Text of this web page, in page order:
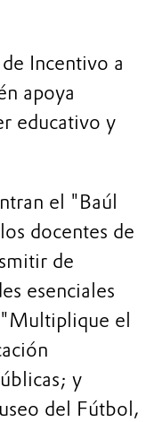
Incentivo a
apoya
educativo y
el "Baúl
docentes de
de
esenciales
el
y
del Fútbol,